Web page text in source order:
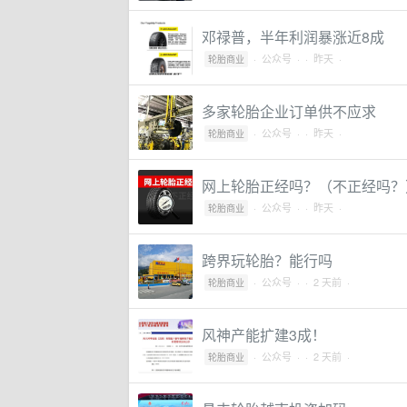
邓禄普，半年利润暴涨近8成
轮胎商业 · 公众号 · · 昨天 ·
多家轮胎企业订单供不应求
轮胎商业 · 公众号 · · 昨天 ·
网上轮胎正经吗？（不正经吗
轮胎商业 · 公众号 · · 昨天 ·
跨界玩轮胎？能行吗
轮胎商业 · 公众号 · · 2 天前 ·
风神产能扩建3成！
轮胎商业 · 公众号 · · 2 天前 ·